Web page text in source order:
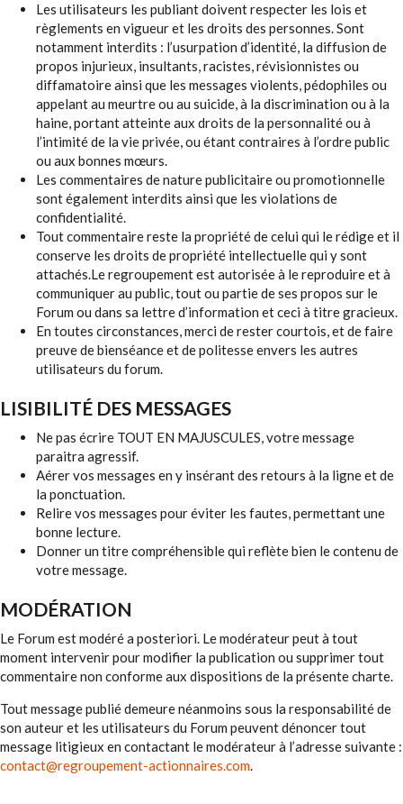
Les utilisateurs les publiant doivent respecter les lois et
règlements en vigueur et les droits des personnes. Sont
notamment interdits : l’usurpation d’identité, la diffusion de
propos injurieux, insultants, racistes, révisionnistes ou
diffamatoire ainsi que les messages violents, pédophiles ou
appelant au meurtre ou au suicide, à la discrimination ou à la
haine, portant atteinte aux droits de la personnalité ou à
l’intimité de la vie privée, ou étant contraires à l’ordre public
ou aux bonnes mœurs.
Les commentaires de nature publicitaire ou promotionnelle
sont également interdits ainsi que les violations de
confidentialité.
Tout commentaire reste la propriété de celui qui le rédige et il
conserve les droits de propriété intellectuelle qui y sont
attachés.Le regroupement est autorisée à le reproduire et à
communiquer au public, tout ou partie de ses propos sur le
Forum ou dans sa lettre d’information et ceci à titre gracieux.
En toutes circonstances, merci de rester courtois, et de faire
preuve de bienséance et de politesse envers les autres
utilisateurs du forum.
LISIBILITÉ DES MESSAGES
Ne pas écrire TOUT EN MAJUSCULES, votre message
paraitra agressif.
Aérer vos messages en y insérant des retours à la ligne et de
la ponctuation.
Relire vos messages pour éviter les fautes, permettant une
bonne lecture.
Donner un titre compréhensible qui reflète bien le contenu de
votre message.
MODÉRATION
Le Forum est modéré a posteriori. Le modérateur peut à tout
moment intervenir pour modifier la publication ou supprimer tout
commentaire non conforme aux dispositions de la présente charte.
Tout message publié demeure néanmoins sous la responsabilité de
son auteur et les utilisateurs du Forum peuvent dénoncer tout
message litigieux en contactant le modérateur à l’adresse suivante :
contact@regroupement-actionnaires.com.